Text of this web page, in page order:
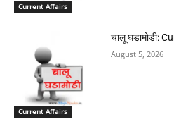
Current Affairs
Current Affairs
चालू घडामोडी:
August 5, 2026